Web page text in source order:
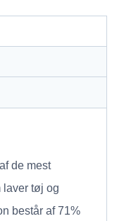
de mest
laver tøj og
består af 71%